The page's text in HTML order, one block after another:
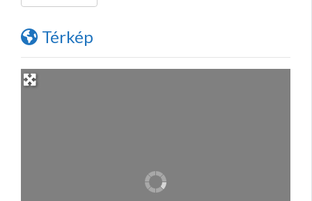
Térkép